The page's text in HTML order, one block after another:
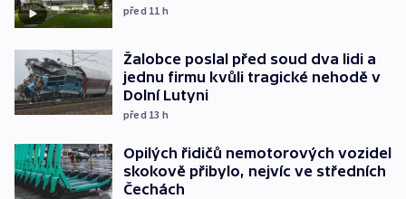
před 11 h
Žalobce poslal před soud dva lidi a
jednu firmu kvůli tragické nehodě v
Dolní Lutyni
před 13 h
Opilých řidičů nemotorových vozidel
skokově přibylo, nejvíc ve středních
Čechách